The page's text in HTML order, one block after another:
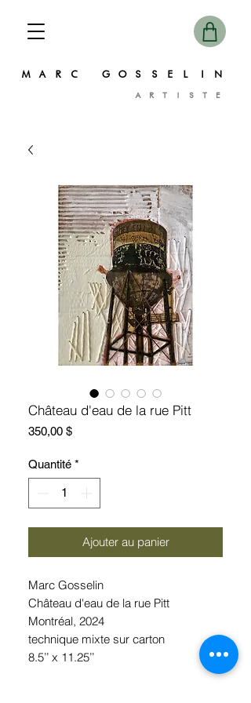
MARC GOSSELIN
ARTISTE
Château d'eau de la rue Pitt
350,00 $Prix
Quantité *
Ajouter au panier
Marc Gosselin
Château d'eau de la rue Pitt
Montréal, 2024
technique mixte sur carton
8.5’’ x 11.25’’